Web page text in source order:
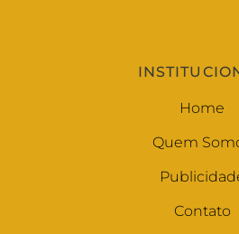
Home
Quem
Contato